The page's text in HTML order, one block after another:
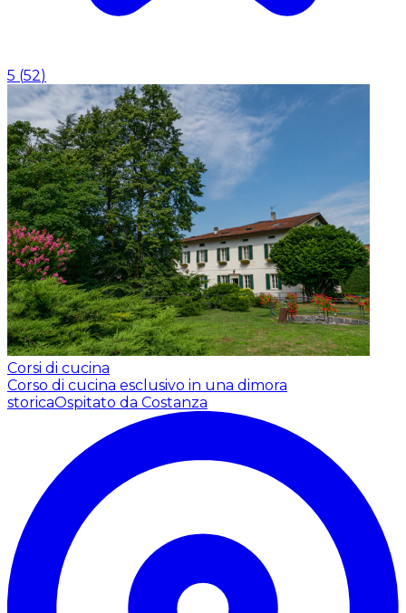
5 (52)
Corsi di cucina
Corso di cucina esclusivo in una dimora
storicaOspitato da Costanza